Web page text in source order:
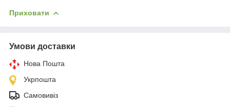
Приховати
Умови доставки
Нова Пошта
Укрпошта
Самовивіз